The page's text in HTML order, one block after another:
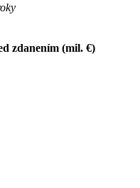
zdanením (mil. €)